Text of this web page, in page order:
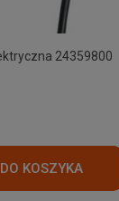
24359800